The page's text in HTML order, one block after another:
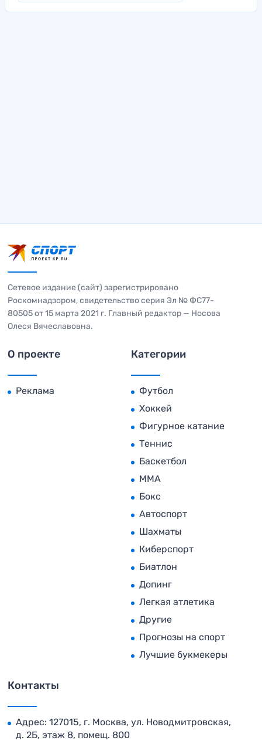
Сетевое издание (сайт) зарегистрировано
Роскомнадзором, свидетельство серия Эл № ФС77-
80505 от 15 марта 2021 г. Главный редактор — Носова
Олеся Вячеславовна.
О проекте
Реклама
Категории
Футбол
Хоккей
Фигурное катание
Теннис
Баскетбол
MMA
Бокс
Автоспорт
Шахматы
Киберспорт
Биатлон
Допинг
Легкая атлетика
Другие
Прогнозы на спорт
Лучшие букмекеры
Контакты
Адрес: 127015, г. Москва, ул. Новодмитровская,
д. 2Б, этаж 8, помещ. 800